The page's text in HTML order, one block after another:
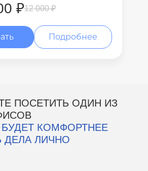
₽12 000 ₽
Подробнее
ПОСЕТИТЬ ОДИН ИЗ
КОМФОРТНЕЕ
ДЕЛА ЛИЧНО